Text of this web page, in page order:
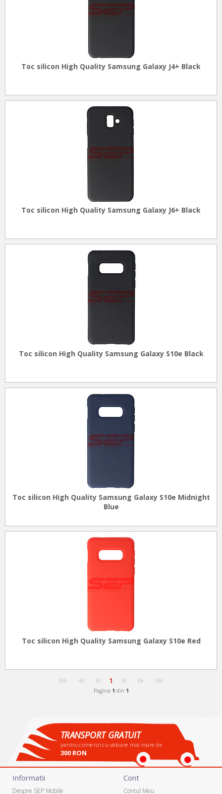
Toc silicon High Quality Samsung Galaxy J4+ Black
Toc silicon High Quality Samsung Galaxy J6+ Black
Toc silicon High Quality Samsung Galaxy S10e Black
Toc silicon High Quality Samsung Galaxy S10e Midnight
Blue
Toc silicon High Quality Samsung Galaxy S10e Red
1
Pagina 1 din 1
TRANSPORT GRATUIT
pentru comenzi cu valoare mai mare de
300 RON
Informatii
Despre SEP Mobile
Cont
Contul Meu